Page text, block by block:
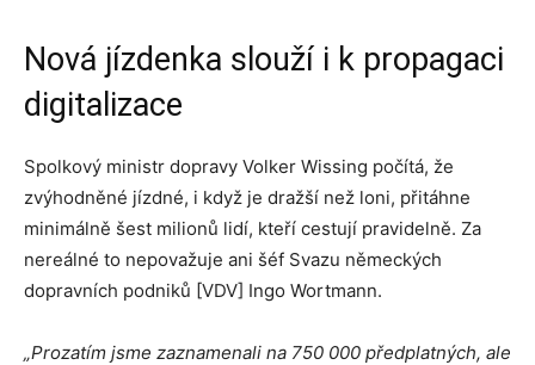
Nová jízdenka slouží i k propagaci
digitalizace
Spolkový ministr dopravy Volker Wissing počítá, že
zvýhodněné jízdné, i když je dražší než loni, přitáhne
minimálně šest milionů lidí, kteří cestují pravidelně. Za
nereálné to nepovažuje ani šéf Svazu německých
dopravních podniků [VDV] Ingo Wortmann.
„Prozatím jsme zaznamenali na 750 000 předplatných, ale